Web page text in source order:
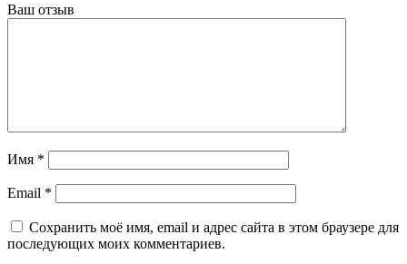
Ваш отзыв
Имя *
Email *
Сохранить моё имя, email и адрес сайта в этом браузере для
последующих моих комментариев.